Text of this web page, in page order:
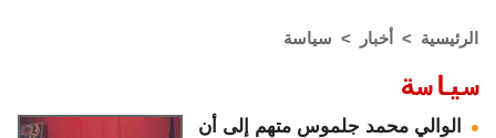
الرئيسية > أخبار > سياسة
سياسة
الوالي محمد جلموس متهم إلى أن